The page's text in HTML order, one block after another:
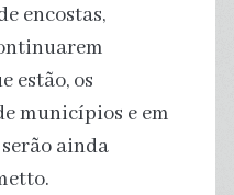
encostas,
estão, os
municípios e em
ainda